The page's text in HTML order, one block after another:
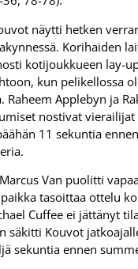
näytti hetken
Korihaiden
kotijoukkueen lay-
kun pelikellossa
Raheem Applebyn ja
nostivat
11 sekuntia
Van puolitti
tasoittaa ottelu
Cuffee ei jättänyt
säkitti Kouvot
sekuntia ennen